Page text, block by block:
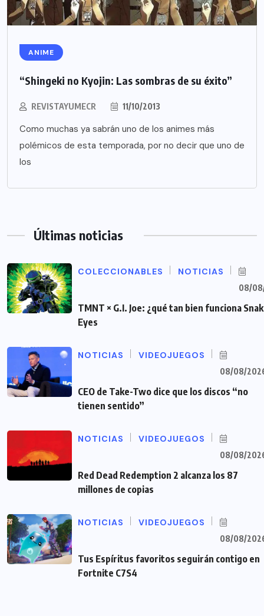
ANIME
“Shingeki no Kyojin: Las sombras de su éxito”
REVISTAYUMECR 11/10/2013
Como muchas ya sabrán uno de los animes más
polémicos de esta temporada, por no decir que uno de
los
Últimas noticias
COLECCIONABLES NOTICIAS
08/
TMNT × G.I. Joe: ¿qué tan bien funciona
Eyes
NOTICIAS VIDEOJUEGOS
08/08/
CEO de Take-Two dice que los discos “no
tienen sentido”
NOTICIAS VIDEOJUEGOS
08/08/
Red Dead Redemption 2 alcanza los 87
millones de copias
NOTICIAS VIDEOJUEGOS
08/08/
Tus Espíritus favoritos seguirán contigo en
Fortnite C7S4